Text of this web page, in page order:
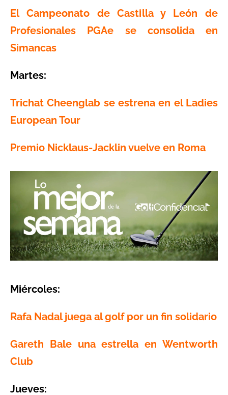
El Campeonato de Castilla y León de
Profesionales PGAe se consolida en
Simancas
Martes:
Trichat Cheenglab se estrena en el Ladies
European Tour
Premio Nicklaus-Jacklin vuelve en Roma
Miércoles:
Rafa Nadal juega al golf por un fin solidario
Gareth Bale una estrella en Wentworth
Club
Jueves: